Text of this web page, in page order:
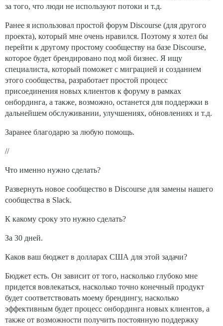
за того, что люди не используют потоки и т.д.
Ранее я использовал простой форум Discourse (для другого
проекта), который мне очень нравился. Поэтому я хотел бы
перейти к другому простому сообществу на базе Discourse,
которое будет брендировано под мой бизнес. Я ищу
специалиста, который поможет с миграцией и созданием
этого сообщества, разработает простой процесс
присоединения новых клиентов к форуму в рамках
онбординга, а также, возможно, останется для поддержки в
дальнейшем обслуживании, улучшениях, обновлениях и т.д.
Заранее благодарю за любую помощь.
//
Что именно нужно сделать?
Развернуть новое сообщество в Discourse для замены нашего
сообщества в Slack.
К какому сроку это нужно сделать?
За 30 дней.
Каков ваш бюджет в долларах США для этой задачи?
Бюджет есть. Он зависит от того, насколько глубоко мне
придется вовлекаться, насколько точно конечный продукт
будет соответствовать моему брендингу, насколько
эффективным будет процесс онбординга новых клиентов, а
также от возможности получить постоянную поддержку